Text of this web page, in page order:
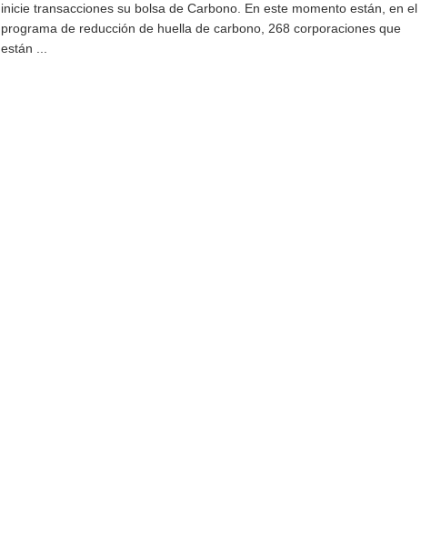
inicie transacciones su bolsa de Carbono. En este momento están, en el
programa de reducción de huella de carbono, 268 corporaciones que
están ...